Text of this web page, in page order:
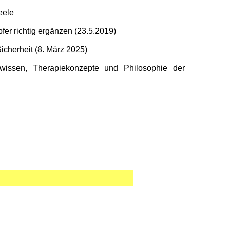
richtig ergänzen (23.5.2019)
(8. März 2025)
Therapiekonzepte und Philosophie der